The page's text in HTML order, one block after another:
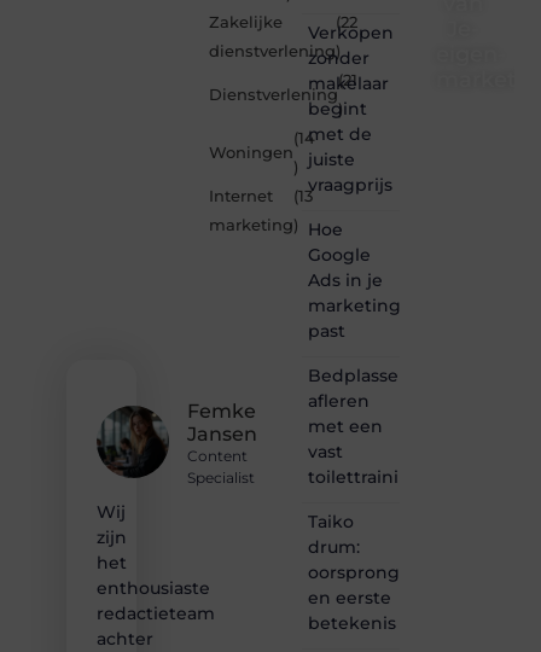
Femke
Jansen
Content
Specialist
Wij
zijn
het
enthousiaste
redactieteam
achter
Zakelijke
dienstverlening
(22
)
Dienstverlening
(21
)
Woningen
(14
)
Internet
marketing
(13
)
Verkopen
zonder
makelaar
begint
met de
juiste
vraagprijs
Hoe
Google
Ads in je
marketingmix
past
Bedplassen
afleren
met een
vast
toilettrainingschema
Taiko
drum:
oorsprong
en eerste
betekenis